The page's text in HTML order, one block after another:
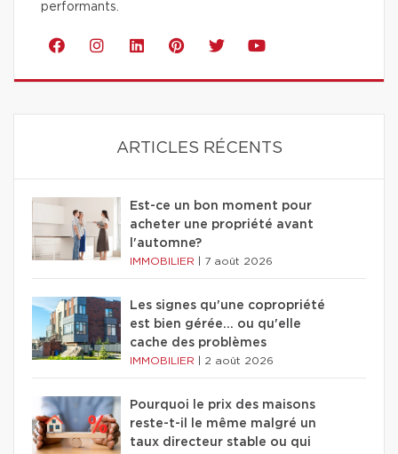
performants.
ARTICLES RÉCENTS
Est-ce un bon moment pour
acheter une propriété avant
l'automne?
IMMOBILIER 7 août 2026
Les signes qu'une copropriété
est bien gérée… ou qu'elle
cache des problèmes
IMMOBILIER 2 août 2026
Pourquoi le prix des maisons
reste-t-il le même malgré un
taux directeur stable ou qui